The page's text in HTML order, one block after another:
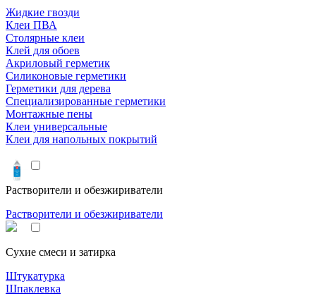
Жидкие гвозди
Клеи ПВА
Столярные клеи
Клей для обоев
Акриловый герметик
Силиконовые герметики
Герметики для дерева
Специализированные герметики
Монтажные пены
Клеи универсальные
Клеи для напольных покрытий
Растворители и обезжириватели
Растворители и обезжириватели
Сухие смеси и затирка
Штукатурка
Шпаклевка